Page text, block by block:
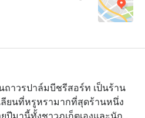
าวรปาล์มบีชรีสอร์ท เป็นร้าน
ยนที่หรูหรามากที่สุดร้านหนึ่ง